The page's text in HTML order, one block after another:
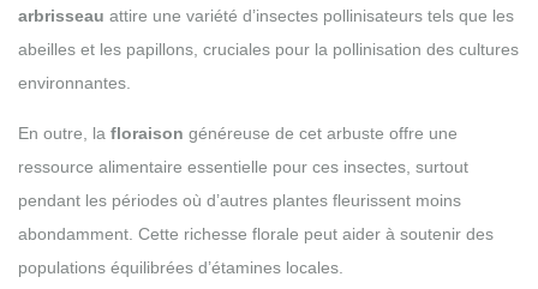
arbrisseau attire une variété d’insectes pollinisateurs tels que les
abeilles et les papillons, cruciales pour la pollinisation des cultures
environnantes.
En outre, la floraison généreuse de cet arbuste offre une
ressource alimentaire essentielle pour ces insectes, surtout
pendant les périodes où d’autres plantes fleurissent moins
abondamment. Cette richesse florale peut aider à soutenir des
populations équilibrées d’étamines locales.